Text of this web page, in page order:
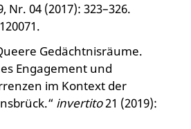
Nr. 04 (2017): 323–326.
Gedächtnisräume.
Engagement und
im Kontext der
invertito21 (2019):